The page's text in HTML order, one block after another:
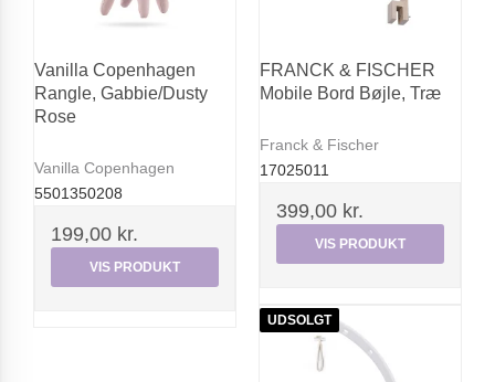
Vanilla Copenhagen
Rangle, Gabbie/Dusty
Rose
Vanilla Copenhagen
5501350208
199,00 kr.
VIS PRODUKT
FRANCK & FISCHER
Mobile Bord Bøjle, Træ
Franck & Fischer
17025011
399,00 kr.
VIS PRODUKT
UDSOLGT